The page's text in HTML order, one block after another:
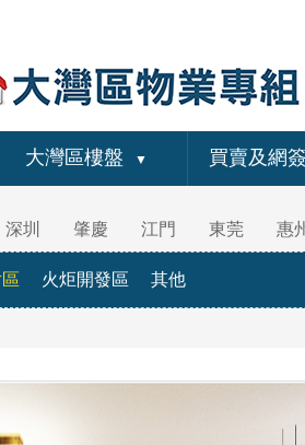
大灣區樓盤 ▼ 買賣及網
火炬開發區 其他
深圳 肇慶 江門 東莞 惠